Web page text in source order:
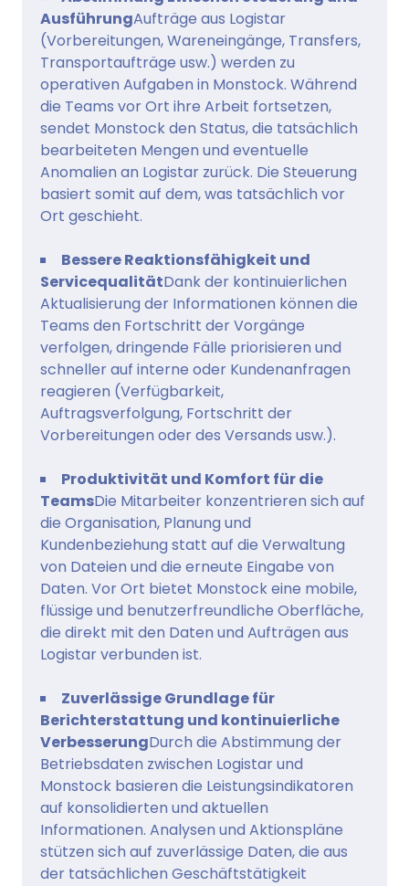
AusführungAufträge aus Logistar
(Vorbereitungen, Wareneingänge, Transfers,
Transportaufträge usw.) werden zu
operativen Aufgaben in Monstock. Während
die Teams vor Ort ihre Arbeit fortsetzen,
sendet Monstock den Status, die tatsächlich
bearbeiteten Mengen und eventuelle
Anomalien an Logistar zurück. Die Steuerung
basiert somit auf dem, was tatsächlich vor
Ort geschieht.
Bessere Reaktionsfähigkeit und
ServicequalitätDank der kontinuierlichen
Aktualisierung der Informationen können die
Teams den Fortschritt der Vorgänge
verfolgen, dringende Fälle priorisieren und
schneller auf interne oder Kundenanfragen
reagieren (Verfügbarkeit,
Auftragsverfolgung, Fortschritt der
Vorbereitungen oder des Versands usw.).
Produktivität und Komfort für die
TeamsDie Mitarbeiter konzentrieren sich auf
die Organisation, Planung und
Kundenbeziehung statt auf die Verwaltung
von Dateien und die erneute Eingabe von
Daten. Vor Ort bietet Monstock eine mobile,
flüssige und benutzerfreundliche Oberfläche,
die direkt mit den Daten und Aufträgen aus
Logistar verbunden ist.
Zuverlässige Grundlage für
Berichterstattung und kontinuierliche
VerbesserungDurch die Abstimmung der
Betriebsdaten zwischen Logistar und
Monstock basieren die Leistungsindikatoren
auf konsolidierten und aktuellen
Informationen. Analysen und Aktionspläne
stützen sich auf zuverlässige Daten, die aus
der tatsächlichen Geschäftstätigkeit